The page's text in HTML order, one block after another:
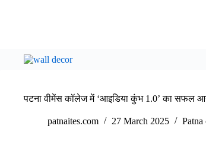
पटना वीमेंस कॉलेज में ‘आइडिया कुंभ 1.0’ का सफल
patnaites.com 27 March 2025 Patna